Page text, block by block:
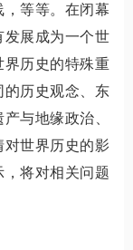
等等。在闭幕
发展成为一个世
界历史的特殊重
的历史观念、东
与地缘政治、
对世界历史的影
将对相关问题